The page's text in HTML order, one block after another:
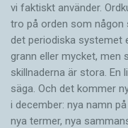
vi faktiskt använder.
tro på orden som
det periodiska systemet
grann eller mycket, men
skillnaderna är stora. En
säga. Och det kommer
i december: nya namn
nya termer, nya